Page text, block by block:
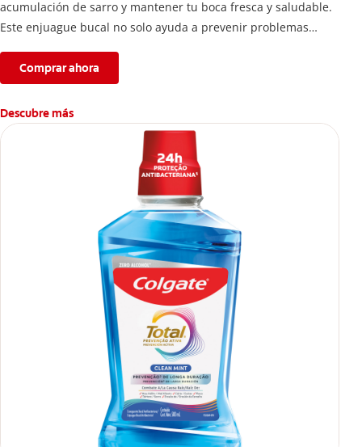
acumulación de sarro y mantener tu boca fresca y saludable.
Este enjuague bucal no solo ayuda a prevenir problemas
Comprar ahora
Descubre más